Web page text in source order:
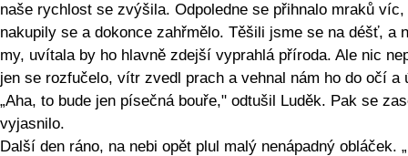
naše rychlost se zvýšila. Odpoledne se přihnalo mraků víc,
nakupily se a dokonce zahřmělo. Těšili jsme se na déšť, a
my, uvítala by ho hlavně zdejší vyprahlá příroda. Ale nic
jen se rozfučelo, vítr zvedl prach a vehnal nám ho do očí a
„Aha, to bude jen písečná bouře," odtušil Luděk. Pak se
vyjasnilo.
Další den ráno, na nebi opět plul malý nenápadný obláček.